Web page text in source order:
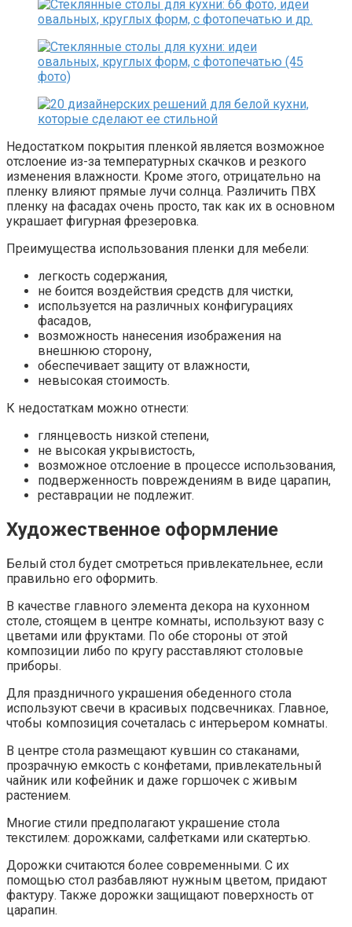
Недостатком покрытия пленкой является возможное
отслоение из-за температурных скачков и резкого
изменения влажности. Кроме этого, отрицательно на
пленку влияют прямые лучи солнца. Различить ПВХ
пленку на фасадах очень просто, так как их в основном
украшает фигурная фрезеровка.
Преимущества использования пленки для мебели:
легкость содержания,
не боится воздействия средств для чистки,
используется на различных конфигурациях
фасадов,
возможность нанесения изображения на
внешнюю сторону,
обеспечивает защиту от влажности,
невысокая стоимость.
К недостаткам можно отнести:
глянцевость низкой степени,
не высокая укрывистость,
возможное отслоение в процессе использования,
подверженность повреждениям в виде царапин,
реставрации не подлежит.
Художественное оформление
Белый стол будет смотреться привлекательнее, если
правильно его оформить.
В качестве главного элемента декора на кухонном
столе, стоящем в центре комнаты, используют вазу с
цветами или фруктами. По обе стороны от этой
композиции либо по кругу расставляют столовые
приборы.
Для праздничного украшения обеденного стола
используют свечи в красивых подсвечниках. Главное,
чтобы композиция сочеталась с интерьером комнаты.
В центре стола размещают кувшин со стаканами,
прозрачную емкость с конфетами, привлекательный
чайник или кофейник и даже горшочек с живым
растением.
Многие стили предполагают украшение стола
текстилем: дорожками, салфетками или скатертью.
Дорожки считаются более современными. С их
помощью стол разбавляют нужным цветом, придают
фактуру. Также дорожки защищают поверхность от
царапин.